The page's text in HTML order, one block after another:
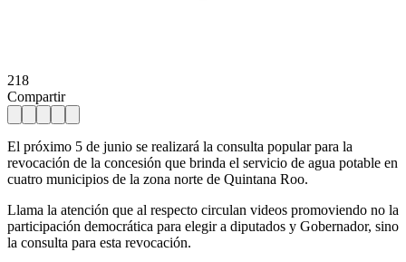
218
Compartir
El próximo 5 de junio se realizará la consulta popular para la
revocación de la concesión que brinda el servicio de agua potable en
cuatro municipios de la zona norte de Quintana Roo.
Llama la atención que al respecto circulan videos promoviendo no la
participación democrática para elegir a diputados y Gobernador, sino
la consulta para esta revocación.